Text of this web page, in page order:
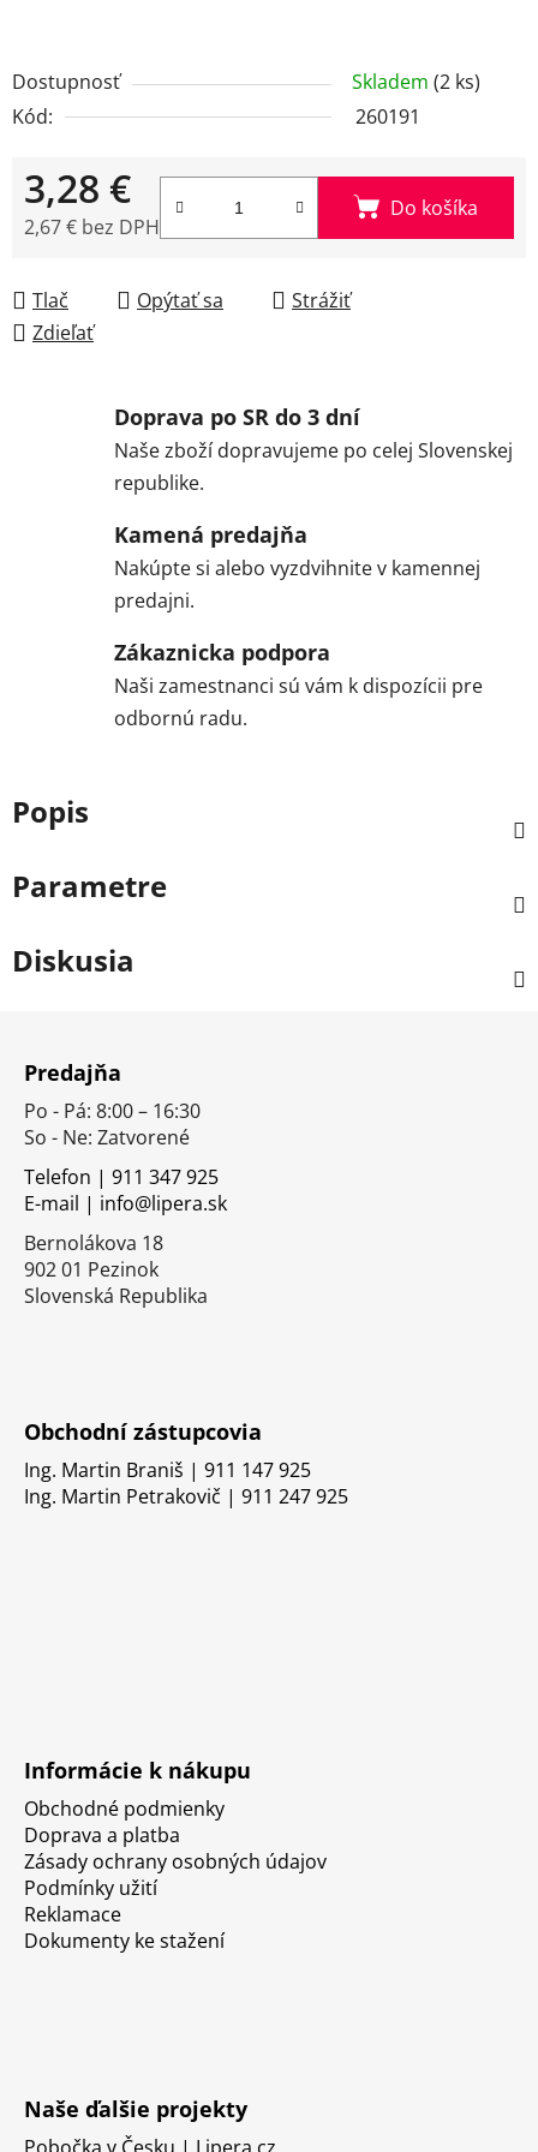
Dostupnosť Skladem (2 ks)
Kód:
260191
3,28 €
2,67 € bez DPH
Do košíka
Tlač Opýtať sa
Strážiť
Zdieľať
Doprava po SR do 3 dní
Naše zboží dopravujeme po celej Slovenskej
republike.
Kamená predajňa
Nakúpte si alebo vyzdvihnite v kamennej
predajni.
Zákaznicka podpora
Naši zamestnanci sú vám k dispozícii pre
odbornú radu.
Popis
Parametre
Diskusia
Predajňa
Po - Pá: 8:00 – 16:30
So - Ne: Zatvorené
Telefon | 911 347 925
E-mail | info@lipera.sk
Bernolákova 18
902 01 Pezinok
Slovenská Republika
Obchodní zástupcovia
Ing. Martin Braniš | 911 147 925
Ing. Martin Petrakovič | 911 247 925
Informácie k nákupu
Obchodné podmienky
Doprava a platba
Zásady ochrany osobných údajov
Podmínky užití
Reklamace
Dokumenty ke stažení
Naše ďalšie projekty
Pobočka v Česku | Lipera.cz